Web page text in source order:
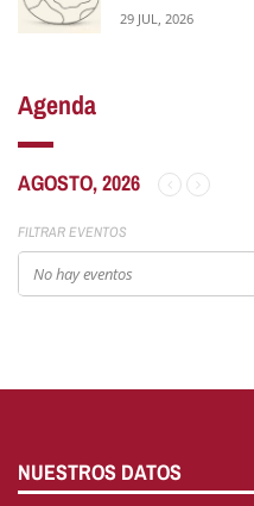
29 JUL, 2026
Agenda
AGOSTO, 2026
FILTRAR EVENTOS
No hay eventos
NUESTROS DATOS